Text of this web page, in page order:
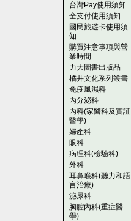
台灣Pay使用須知
全支付使用須知
國民旅遊卡使用須
知
購買注意事項與營
業時間
力大圖書出版品
橘井文化系列叢書
免疫風濕科
內分泌科
內科(家醫科及實証
醫學)
婦產科
眼科
病理科(檢驗科)
外科
耳鼻喉科(聽力和語
言治療)
泌尿科
胸腔內科(重症醫
學)